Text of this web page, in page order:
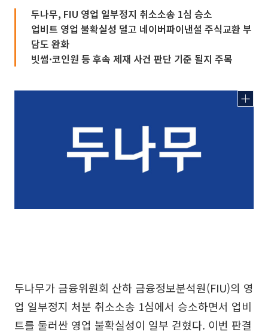
두나무, FIU 영업 일부정지 취소소송 1심 승소
업비트 영업 불확실성 덜고 네이버파이낸셜 주식교환 부
담도 완화
빗썸·코인원 등 후속 제재 사건 판단 기준 될지 주목
두나무가 금융위원회 산하 금융정보분석원(FIU)의 영
업 일부정지 처분 취소소송 1심에서 승소하면서 업비
트를 둘러싼 영업 불확실성이 일부 걷혔다. 이번 판결